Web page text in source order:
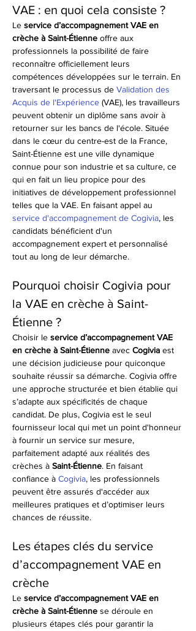
VAE : en quoi cela consiste ?
Le service d’accompagnement VAE en
crèche à Saint-Étienne offre aux
professionnels la possibilité de faire
reconnaître officiellement leurs
compétences développées sur le terrain. En
traversant le processus de Validation des
Acquis de l'Expérience (VAE), les travailleurs
peuvent obtenir un diplôme sans avoir à
retourner sur les bancs de l'école. Située
dans le cœur du centre-est de la France,
Saint-Étienne est une ville dynamique
connue pour son industrie et sa culture, ce
qui en fait un lieu propice pour des
initiatives de développement professionnel
telles que la VAE. En faisant appel au
service d'accompagnement de Cogivia, les
candidats bénéficient d'un
accompagnement expert et personnalisé
tout au long de leur démarche.
Pourquoi choisir Cogivia pour
la VAE en crèche à Saint-
Étienne ?
Choisir le service d’accompagnement VAE
en crèche à Saint-Étienne avec Cogivia est
une décision judicieuse pour quiconque
souhaite réussir sa démarche. Cogivia offre
une approche structurée et bien établie qui
s’adapte aux spécificités de chaque
candidat. De plus, Cogivia est le seul
fournisseur local qui met un point d'honneur
à fournir un service sur mesure,
parfaitement adapté aux réalités des
crèches à Saint-Étienne. En faisant
confiance à Cogivia, les professionnels
peuvent être assurés d'accéder aux
meilleures pratiques et d’optimiser leurs
chances de réussite.
Les étapes clés du service
d’accompagnement VAE en
crèche
Le service d’accompagnement VAE en
crèche à Saint-Étienne se déroule en
plusieurs étapes clés pour garantir la